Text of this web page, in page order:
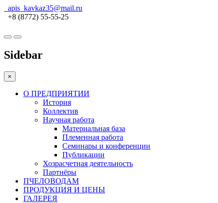
apis_kavkaz35@mail.ru
+8 (8772) 55-55-25
Sidebar
×
О ПРЕДПРИЯТИИ
История
Коллектив
Научная работа
Материальная база
Племенная работа
Семинары и конференции
Публикации
Хозрасчетная деятельность
Партнёры
ПЧЕЛОВОДАМ
ПРОДУКЦИЯ И ЦЕНЫ
ГАЛЕРЕЯ